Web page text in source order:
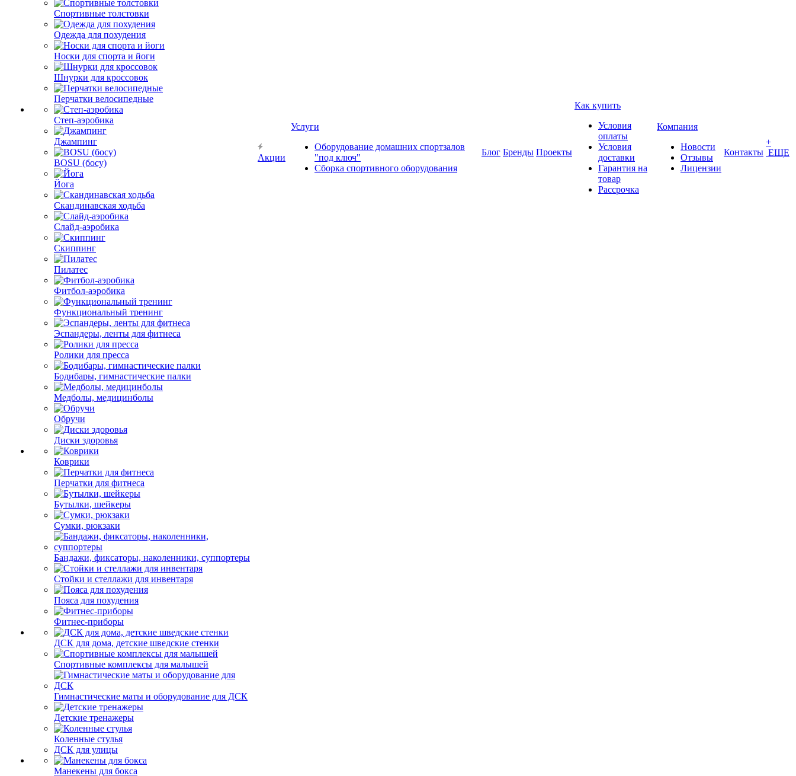
Спортивные толстовки
Одежда для похудения
Носки для спорта и йоги
Шнурки для кроссовок
Перчатки велосипедные
Степ-аэробика
Джампинг
BOSU (босу)
Йога
Скандинавская ходьба
Слайд-аэробика
Скиппинг
Пилатес
Фитбол-аэробика
Функциональный тренинг
Эспандеры, ленты для фитнеса
Ролики для пресса
Бодибары, гимнастические палки
Медболы, медицинболы
Обручи
Диски здоровья
Коврики
Перчатки для фитнеса
Бутылки, шейкеры
Сумки, рюкзаки
Бандажи, фиксаторы, наколенники, суппортеры
Стойки и стеллажи для инвентаря
Пояса для похудения
Фитнес-приборы
ДСК для дома, детские шведские стенки
Спортивные комплексы для малышей
Гимнастические маты и оборудование для ДСК
Детские тренажеры
Коленные стулья
ДСК для улицы
Манекены для бокса
Акции
Услуги
Оборудование домашних спортзалов
"под ключ"
Сборка спортивного оборудования
Блог Бренды Проекты
Как купить
Условия
оплаты
Условия
доставки
Гарантия на
товар
Рассрочка
Компания
Новости
Отзывы
Лицензии
Контакты
+
ЕЩЕ